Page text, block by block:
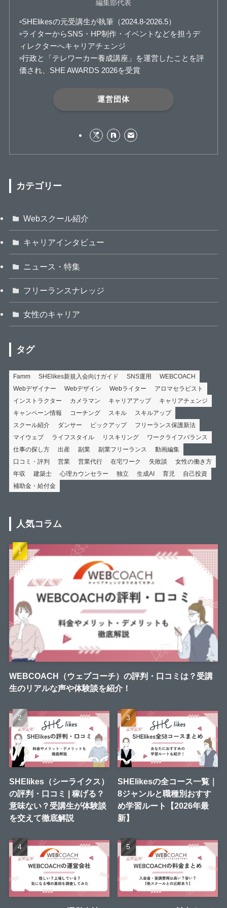
編集部代表
▫️SHElikesの元受講生が執筆（2024.8-2026.5）
▫️ライターからSNS・HP制作・イベントなどを担うデ
ィレクターへキャリアチェンジ
▫️行政と「テレワーカー養成講座」を運営したことを評
価され、SHE AWARDS 2026を受賞
運営団体
カテゴリー
Webスクール紹介
キャリアインタビュー
ニュース・特集
フリーランスナレッジ
女性のキャリア
タグ
Famm SHElikes新規入会向けガイド SNS運用
WEBCOACH
Webデザイナー
Webデザイン Webライター
アロマセラピスト
インストラクター
カメラマン キャリアアップ
キャリアチェンジ
キャンペーン情報
コーチング スキル
スキルアップ
スクール紹介
ダンサー ピックアップ
フリーランス保護新法
マイウェブ
ライフスタイル リスキリング
ワークライフバランス
仕事の探し方
出産 副業 副業フリーランス
動画編集
口コミ・評判
営業 営業代行 在宅ワーク 失敗談
女性の働き方
年収
建築士 心理カウンセラー 独立 生成AI 育児
自己投資
補助金・給付金
人気コラム
WEBCOACH（ウェブコーチ）の評判・口コミは？受講
生のリアルな声や体験談を紹介！
SHElikes（シーライクス）
の評判・口コミ | 稼げる？
意味ない？受講生が体験談
を交えて徹底解説
SHElikesの全コース一覧｜
8ジャンルと職種別おすす
め学習ルート【2026年最
新】